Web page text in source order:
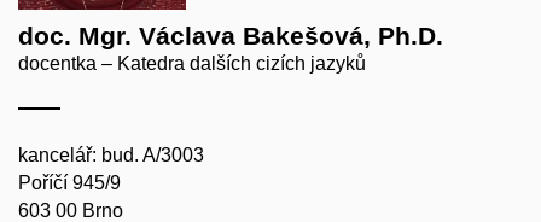
doc. Mgr. Václava Bakešová, Ph.D.
docentka – Katedra dalších cizích jazyků
kancelář: bud. A/3003
Poříčí 945/9
603 00 Brno